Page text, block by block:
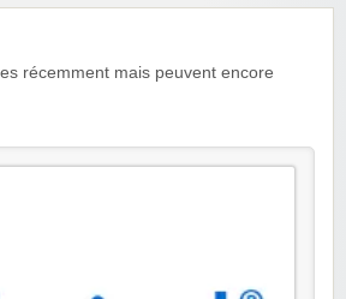
récemment mais peuvent encore